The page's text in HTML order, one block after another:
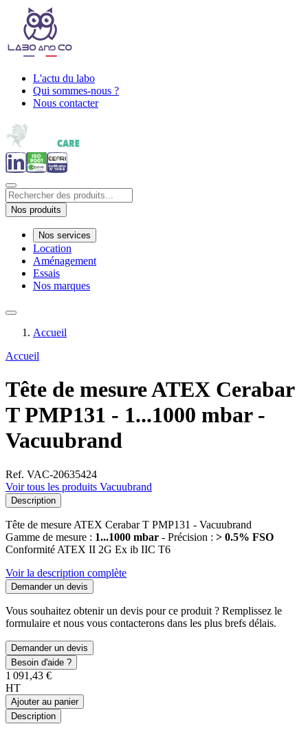
L'actu du labo
Qui sommes-nous ?
Nous contacter
Nos produits
Nos services
Location
Aménagement
Essais
Nos marques
Accueil
Accueil
Tête de mesure ATEX Cerabar
T PMP131 - 1...1000 mbar -
Vacuubrand
Ref. VAC-20635424
Voir tous les produits Vacuubrand
Description
Tête de mesure ATEX Cerabar T PMP131 - Vacuubrand
Gamme de mesure : 1...1000 mbar - Précision : > 0.5% FSO
Conformité ATEX II 2G Ex ib IIC T6
Voir la description complète
Demander un devis
Vous souhaitez obtenir un devis pour ce produit ? Remplissez le
formulaire et nous vous contacterons dans les plus brefs délais.
Demander un devis
Besoin d'aide ?
1 091,43 €
HT
Ajouter au panier
Description